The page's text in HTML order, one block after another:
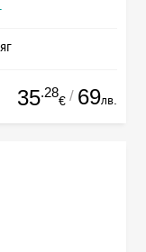
35.28
€ / 69лв.